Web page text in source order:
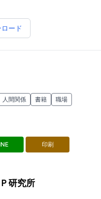
ード
人間関係 書籍
職場
印刷
研究所